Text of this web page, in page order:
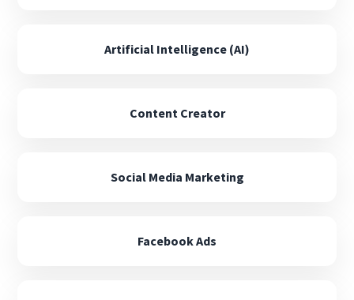
Artificial Intelligence (AI)
Content Creator
Social Media Marketing
Facebook Ads